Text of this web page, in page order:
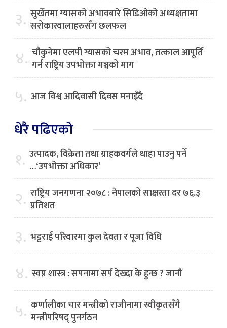
३. सुर्खेतमा ग्यासको अभावबारे सिडिओको अध्यक्षतामा
सरोकारवालाहरुसँग छलफल
४. चौकुनेमा एलपी ग्यासको चरम अभाव, तत्काल आपूर्ति
गर्न राष्ट्रिय उपभोक्ता मञ्चको माग
५. आज विश्व आदिवासी दिवस मनाइँदै
धेरै पढिएको
१. उत्पादक, विक्रेता तथा ग्राहकवर्गले थाहा पाउनु पर्ने
…‘उपभोक्ता अधिकार’
२. राष्ट्रिय जनगणना २०७८ : नेपालको साक्षरता दर ७६.३
प्रतिशत
३. भट्टराई परिवारमा कुल देवता र पूजा विधि
४. स्वप्न शास्त्र : सपनामा सर्प देख्दा के हुन्छ ? जानौं
५. कर्णालीका चार मन्त्रीको राजीनामा स्वीकृतसँगै
मन्त्रीपरिषद् पुनर्गठन